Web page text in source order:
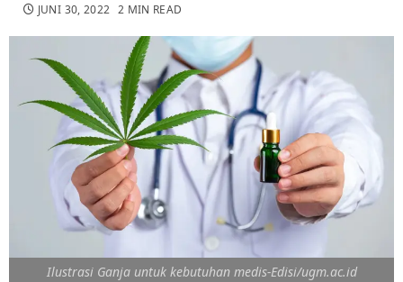
JUNI 30, 2022 2 MIN READ
Ilustrasi Ganja untuk kebutuhan medis-Edisi/ugm.ac.id